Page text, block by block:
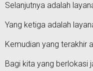
Selanjutnya adalah
Yang ketiga adalah
Kemudian yang terakhir
Bagi kita yang berlokasi